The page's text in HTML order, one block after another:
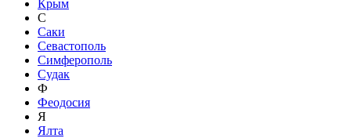
Крым
С
Саки
Севастополь
Симферополь
Судак
Ф
Феодосия
Я
Ялта